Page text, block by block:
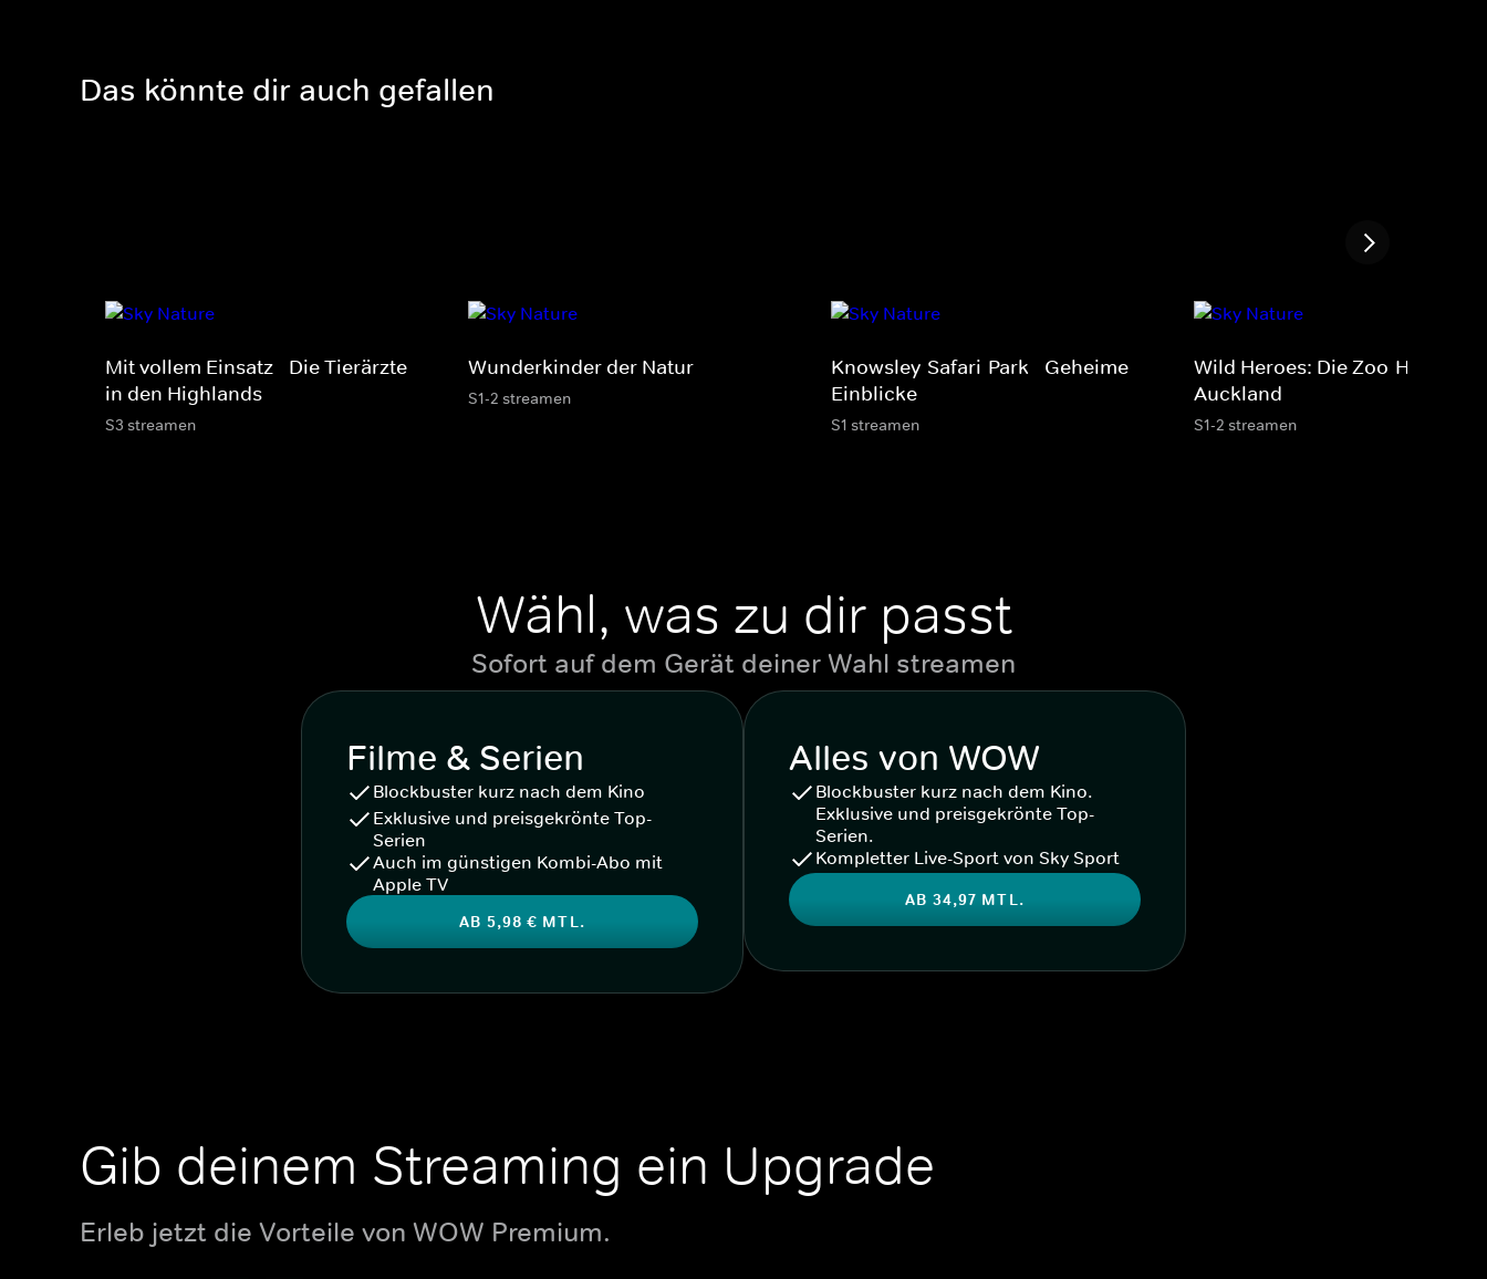
Das könnte dir auch gefallen
Mit vollem Einsatz - Die Tierärzte
in den Highlands
S3 streamen
Wunderkinder der Natur
S1-2 streamen
Knowsley-Safari-Park - Geheime
Einblicke
S1 streamen
Wild Heroes: Die Zoo-Helden
Auckland
S1-2 streamen
Wähl, was zu dir passt
Sofort auf dem Gerät deiner Wahl streamen
Filme & Serien
Blockbuster kurz nach dem Kino
Exklusive und preisgekrönte Top-
Serien
Auch im günstigen Kombi-Abo mit
Apple TV
AB 5,98 € MTL.
Alles von WOW
Blockbuster kurz nach dem Kino.
Exklusive und preisgekrönte Top-
Serien.
Kompletter Live-Sport von Sky Sport
AB 34,97 MTL.
Gib deinem Streaming ein Upgrade
Erleb jetzt die Vorteile von WOW Premium.